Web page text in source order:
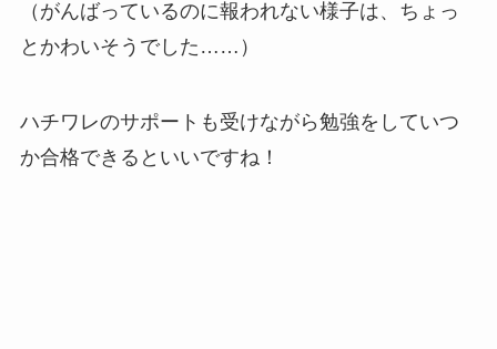
（がんばっているのに報われない様子は、ちょっ
とかわいそうでした……）
ハチワレのサポートも受けながら勉強をしていつ
か合格できるといいですね！